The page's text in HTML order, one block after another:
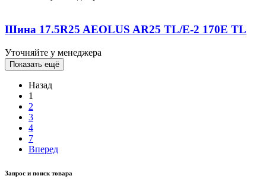
Шина 17.5R25 AEOLUS AR25 TL/E-2 170E TL
Уточняйте у менеджера
Показать ещё
Назад
1
2
3
4
7
Вперед
Запрос и поиск товара